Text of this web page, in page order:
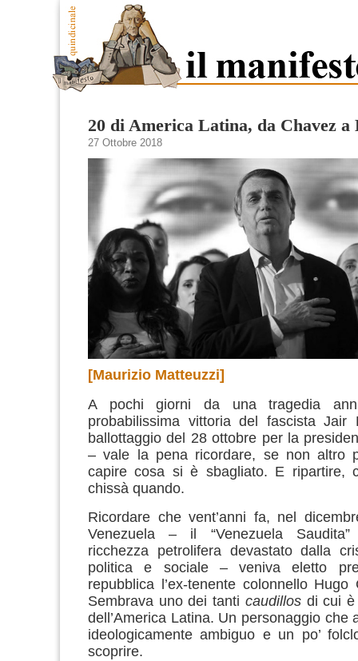
20 di America Latina, da Chavez a
27 Ottobre 2018
[Maurizio Matteuzzi]
A pochi giorni da una tragedia
probabilissima vittoria del fascista Jair
ballottaggio del 28 ottobre per la
– vale la pena ricordare, se non altro
capire cosa si è sbagliato. E ripartire,
chissà quando.
Ricordare che vent’anni fa, nel
Venezuela – il “Venezuela Saudita”
ricchezza petrolifera devastato dalla
politica e sociale – veniva eletto
repubblica l’ex-tenente colonnello Hugo
Sembrava uno dei tanti caudillosdi cui è
dell’America Latina. Un personaggio che
ideologicamente ambiguo e un po’
scoprire.